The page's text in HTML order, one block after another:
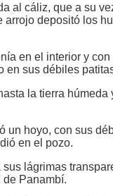
al cáliz, que a su
depositó los
en el interior y
en sus débiles
la tierra
un hoyo, con sus
en el pozo.
lágrimas
Panambí.